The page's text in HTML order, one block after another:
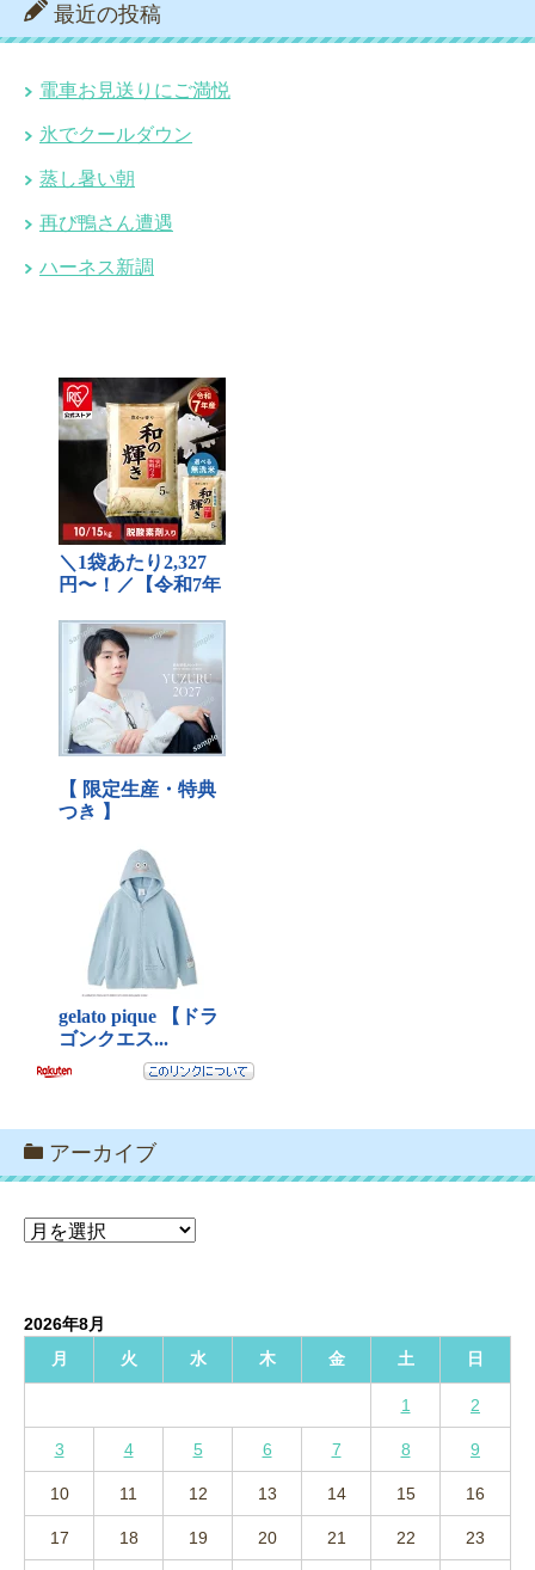
最近の投稿
電車お見送りにご満悦
氷でクールダウン
蒸し暑い朝
再び鴨さん遭遇
ハーネス新調
アーカイブ
ア
ブ
2026年8月
月
火 水 木 金 土 日
1 2
3 4 5 6 7 8 9
10 11 12 13 14 15 16
17 18 19 20 21 22 23